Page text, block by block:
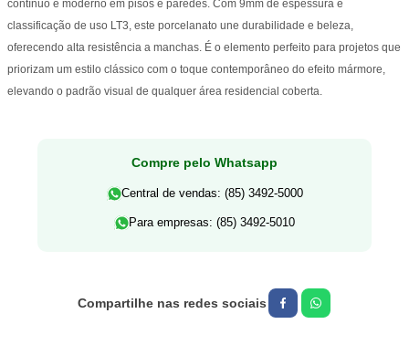
contínuo e moderno em pisos e paredes. Com 9mm de espessura e
classificação de uso LT3, este porcelanato une durabilidade e beleza,
oferecendo alta resistência a manchas. É o elemento perfeito para projetos que
priorizam um estilo clássico com o toque contemporâneo do efeito mármore,
elevando o padrão visual de qualquer área residencial coberta.
Compre pelo Whatsapp
Central de vendas: (85) 3492-5000
Para empresas: (85) 3492-5010